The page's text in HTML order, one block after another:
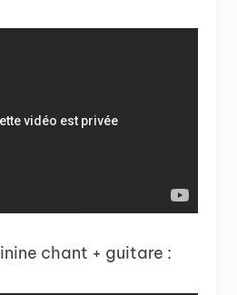
chant + guitare :